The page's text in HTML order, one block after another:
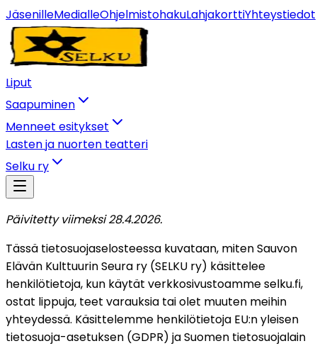
JäsenilleMedialleOhjelmistohakuLahjakorttiYhteystiedot
Liput
Saapuminen
Menneet esitykset
Lasten ja nuorten teatteri
Selku ry
Päivitetty viimeksi 28.4.2026.
Tässä tietosuojaselosteessa kuvataan, miten Sauvon
Elävän Kulttuurin Seura ry (SELKU ry) käsittelee
henkilötietoja, kun käytät verkkosivustoammeselku.fi,
ostat lippuja, teet varauksia tai olet muuten meihin
yhteydessä. Käsittelemme henkilötietoja EU:n yleisen
tietosuoja-asetuksen (GDPR) ja Suomen tietosuojalain